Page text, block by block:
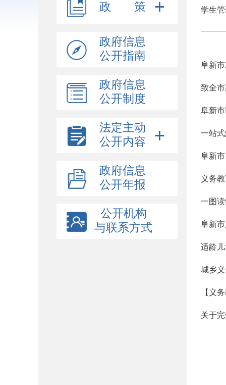
政 策
政府信息
公开指南
政府信息
公开制度
法定主动
公开内容
政府信息
公开年报
公开机构
与联系方式
学生
阜新
致全
阜新
一站
阜新
义务
一图
阜新
适龄
城乡
【义
关于